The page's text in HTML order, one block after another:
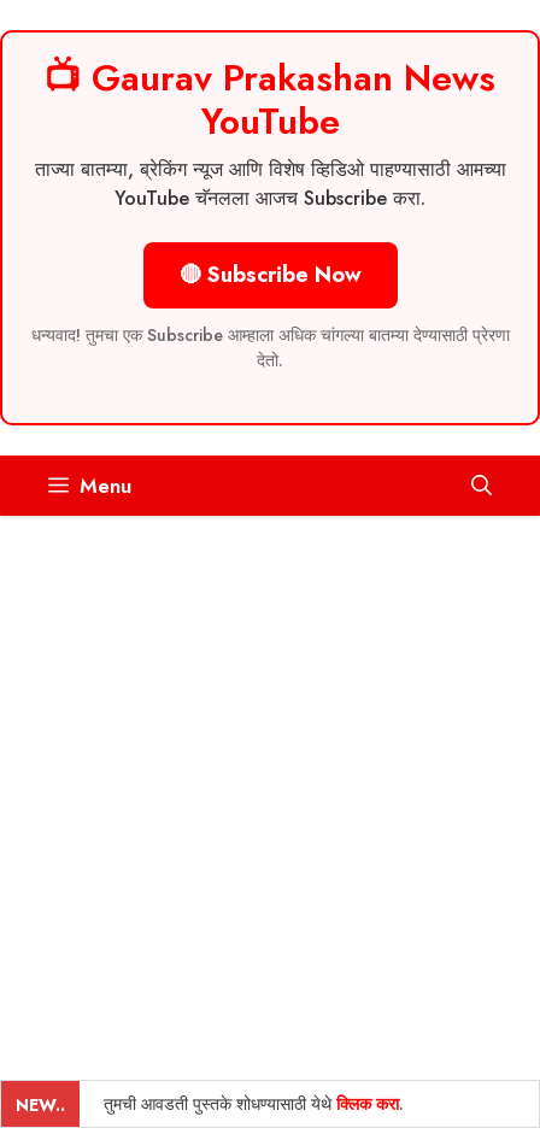
📺 Gaurav Prakashan News
YouTube
ताज्या बातम्या, ब्रेकिंग न्यूज आणि विशेष व्हिडिओ पाहण्यासाठी आमच्या
YouTube चॅनलला आजच Subscribe करा.
🔴 Subscribe Now
धन्यवाद! तुमचा एक Subscribe आम्हाला अधिक चांगल्या बातम्या देण्यासाठी प्रेरणा
देतो.
Menu
NEW.. तुमची आवडती पुस्तके शोधण्यासाठी येथेक्लिक करा.